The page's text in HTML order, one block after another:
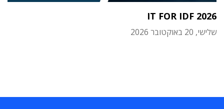
IT FOR IDF 2026
שלישי, 20 באוקטובר 2026